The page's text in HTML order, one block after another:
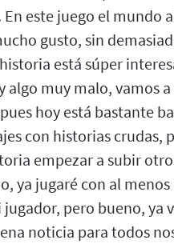
este juego el mundo
gusto, sin
está súper
algo muy malo, vamos
hoy está bastante
con historias crudas,
empezar a subir
ya jugaré con al
pero bueno, ya
noticia para todos